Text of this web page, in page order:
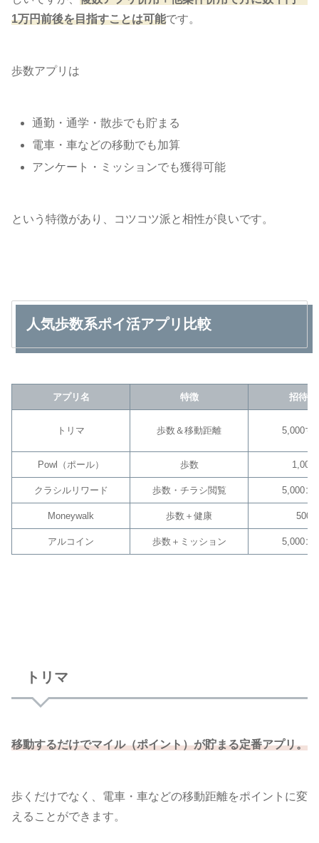
1万円前後を目指すことは可能です。
歩数アプリは
通勤・通学・散歩でも貯まる
電車・車などの移動でも加算
アンケート・ミッションでも獲得可能
という特徴があり、コツコツ派と相性が良いです。
人気歩数系ポイ活アプリ比較
アプリ名 特徴 招待特
トリマ 歩数＆移動距離 5,000マ
Powl（ポール） 歩数
クラシルリワード 歩数・チラシ閲覧 5,000コ
Moneywalk 歩数＋健康 500pt
アルコイン 歩数＋ミッション 5,000コ
トリマ
移動するだけでマイル（ポイント）が貯まる定番アプリ。
歩くだけでなく、電車・車などの移動距離をポイントに変
えることができます。